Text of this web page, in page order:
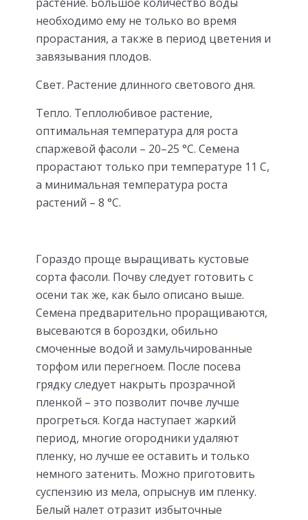
необходимо ему не только во время
прорастания, а также в период цветения и
завязывания плодов.
Свет. Растение длинного светового дня.
Тепло. Теплолюбивое растение,
оптимальная температура для роста
спаржевой фасоли – 20–25 °C. Семена
прорастают только при температуре 11 С,
а минимальная температура роста
растений – 8 °C.
Гораздо проще выращивать кустовые
сорта фасоли. Почву следует готовить с
осени так же, как было описано выше.
Семена предварительно проращиваются,
высеваются в бороздки, обильно
смоченные водой и замульчированные
торфом или перегноем. После посева
грядку следует накрыть прозрачной
пленкой – это позволит почве лучше
прогреться. Когда наступает жаркий
период, многие огородники удаляют
пленку, но лучше ее оставить и только
немного затенить. Можно приготовить
суспензию из мела, опрыснув им пленку.
Белый налет отразит избыточные